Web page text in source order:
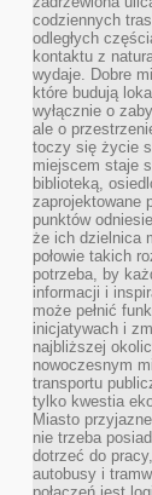
codziennych
odległych
kontaktu z
wydaje. Dobre
które budują
wyłącznie o
ale o
toczy się życie
miejscem staje
biblioteką,
zaprojektowane
punktów
że ich dzielnica
połowie takich
potrzeba, by
informacji i
może pełnić
inicjatywach i
najbliższej
nowoczesnym
transportu
tylko kwestia
Miasto
nie trzeba
dotrzeć do
autobusy i